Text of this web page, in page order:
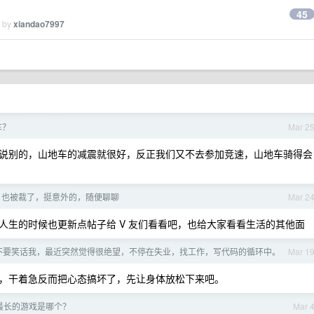
xiandao7997
45
Mar 25
别的，山地车的减震就很好，反正我们又不去参加竞速，山地车骑得会
Mar 24
被裁了，挺意外的，随便聊聊
生的时候也更新点帖子给 V 友们看看吧，也给大家看看生活的其他面
Mar 19
要笑话我，最近突然觉得很绝望，不停在失业，找工作，写代码的循环中。
着急反而把心态搞坏了，先让身体放松下来吧。
Mar 4
的游戏是哪个？